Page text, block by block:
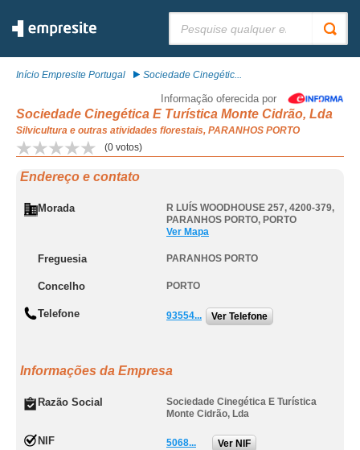
Início Empresite Portugal Sociedade Cinegétic...
Informação oferecida por
Sociedade Cinegética E Turística Monte Cidrão, Lda
Silvicultura e outras atividades florestais, PARANHOS PORTO
(0 votos)
Endereço e contato
Morada R LUÍS WOODHOUSE 257, 4200-379,
PARANHOS PORTO, PORTO
Ver Mapa
Freguesia PARANHOS PORTO
Concelho PORTO
Telefone 93554... Ver Telefone
Informações da Empresa
Razão Social
Sociedade Cinegética E Turística
Monte Cidrão, Lda
NIF 5068... Ver NIF